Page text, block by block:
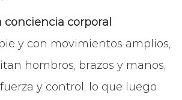
conciencia corporal
y con movimientos amplios,
hombros, brazos y manos,
y control, lo que luego